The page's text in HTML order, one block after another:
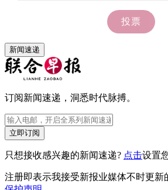
新闻速递
订阅新闻速递，洞悉时代脉搏。
立即订阅
只想接收感兴趣的新闻速递? 点击设置
注册即表示我接受新报业媒体不时更新